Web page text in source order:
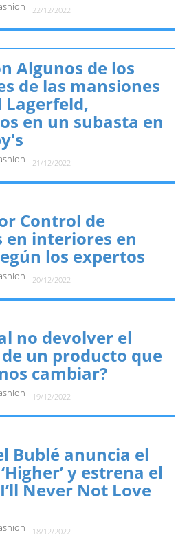
22/12/2022
Algunos de los
de las mansiones
Lagerfeld,
en un subasta en
21/12/2022
Control de
en interiores en
los expertos
20/12/2022
no devolver el
un producto que
cambiar?
19/12/2022
Bublé anuncia el
y estrena el
Never Not Love
18/12/2022